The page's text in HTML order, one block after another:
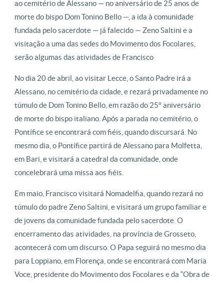
ao cemitério de Alessano — no aniversário de 25 anos de
morte do bispo Dom Tonino Bello —, a ida à comunidade
fundada pelo sacerdote — já falecido — Zeno Saltini e a
visitação a uma das sedes do Movimento dos Focolares,
serão algumas das atividades de Francisco
No dia 20 de abril, ao visitar Lecce, o Santo Padre irá a
Alessano, no cemitério da cidade, e rezará privadamente no
túmulo de Dom Tonino Bello, em razão do 25º aniversário
de morte do bispo italiano. Após a parada no cemitério, o
Pontífice se encontrará com fiéis, quando discursará. No
mesmo dia, o Pontífice partirá de Alessano para Molfetta,
em Bari, e visitará a catedral da comunidade, onde
concelebrará uma missa aos fiéis.
Em maio, Francisco visitará Nomadelfia, quando rezará no
túmulo do padre Zeno Saltini, e visitará um grupo familiar e
de jovens da comunidade fundada pelo sacerdote. O
encerramento das atividades, na província de Grosseto,
acontecerá com um discurso. O Papa seguirá no mesmo dia
para Loppiano, em Florença, onde se encontrará com Maria
Voce, presidente do Movimento dos Focolares e da “Obra de